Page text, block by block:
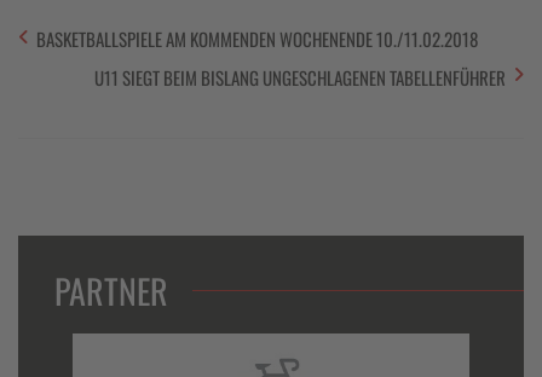
BASKETBALLSPIELE AM KOMMENDEN WOCHENENDE 10./11.02.2018
U11 SIEGT BEIM BISLANG UNGESCHLAGENEN TABELLENFÜHRER
PARTNER